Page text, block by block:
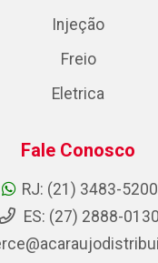
Injeção
Freio
Eletrica
Fale Conosco
RJ: (21) 3483-5200
ES: (27) 2888-0130